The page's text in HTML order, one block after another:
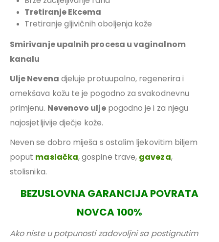
Tretiranje Ekcema
Tretiranje gljivičnih oboljenja kože
Smirivanje upalnih procesa u vaginalnom
kanalu
Ulje Nevena djeluje protuupalno, regenerira i
omekšava kožu te je pogodno za svakodnevnu
primjenu. Nevenovo uljepogodno je i za njegu
najosjetljivije dječje kože.
Neven se dobro miješa s ostalim ljekovitim biljem
poput maslačka, gospine trave, gaveza,
stolisnika.
BEZUSLOVNA GARANCIJA POVRATA
NOVCA 100%
Ako niste u potpunosti zadovoljni sa postignutim